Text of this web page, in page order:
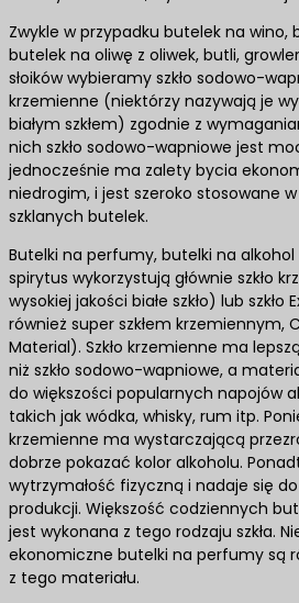
Zwykle w przypadku butelek na wino,
butelek na oliwę z oliwek, butli,
słoików wybieramy szkło sodowo-
krzemienne (niektórzy nazywają je
białym szkłem) zgodnie z
nich szkło sodowo-wapniowe jest
jednocześnie ma zalety bycia
niedrogim, i jest szeroko stosowane
szklanych butelek.
Butelki na perfumy, butelki na alkohol
spirytus wykorzystują głównie szkło
wysokiej jakości białe szkło) lub szkło
również super szkłem krzemiennym,
Material). Szkło krzemienne ma
niż szkło sodowo-wapniowe, a
do większości popularnych napojów
takich jak wódka, whisky, rum itp.
krzemienne ma wystarczającą
dobrze pokazać kolor alkoholu.
wytrzymałość fizyczną i nadaje się
produkcji. Większość codziennych
jest wykonana z tego rodzaju szkła.
ekonomiczne butelki na perfumy są
z tego materiału.